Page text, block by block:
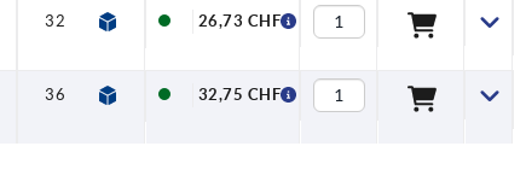
32 26,73 CHF
36 32,75 CHF